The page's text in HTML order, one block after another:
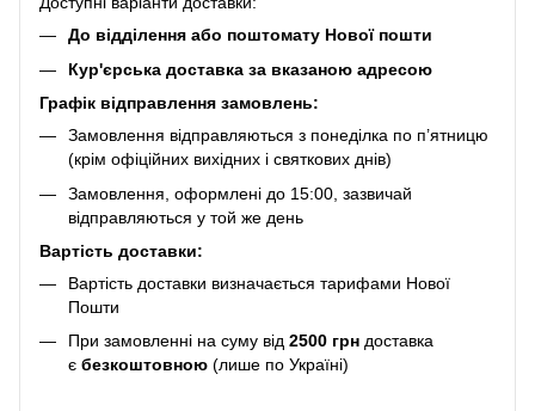
До відділення або поштомату Нової пошти
Кур'єрська доставка за вказаною адресою
Графік відправлення замовлень:
Замовлення відправляються з понеділка по п’ятницю
(крім офіційних вихідних і святкових днів)
Замовлення, оформлені до 15:00, зазвичай
відправляються у той же день
Вартість доставки:
Вартість доставки визначається тарифами Нової
Пошти
При замовленні на суму від 2500 грн доставка
є безкоштовною (лише по Україні)